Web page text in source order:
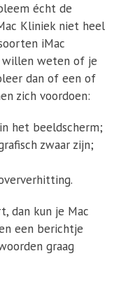
écht de
Kliniek niet heel
iMac
willen weten of je
dan of een of
zich voordoen:
het beeldscherm;
zwaar zijn;
dan kun je Mac
een berichtje
graag